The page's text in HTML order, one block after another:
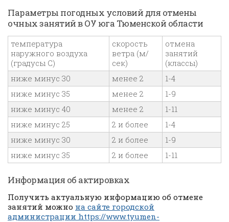
Параметры погодных условий для отмены
очных занятий в ОУ юга Тюменской области
температура
наружного воздуха
(градусы С)
скорость
ветра (м/
сек)
отмена
занятий
(классы)
ниже минус 30
менее 2
1-4
ниже минус 35
менее 2
1-9
ниже минус 40
менее 2
1-11
ниже минус 25
2 и более
1-4
ниже минус 30
2 и более
1-9
ниже минус 35
2 и более 1-11
Информация об актировках
Получить актуальную информацию об отмене
занятий можно на сайте городской
администрации https://www.tyumen-